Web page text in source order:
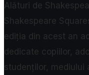
Alături de
Shakespeare
ediția din acest an
dedicate copiilor,
studenților, mediului